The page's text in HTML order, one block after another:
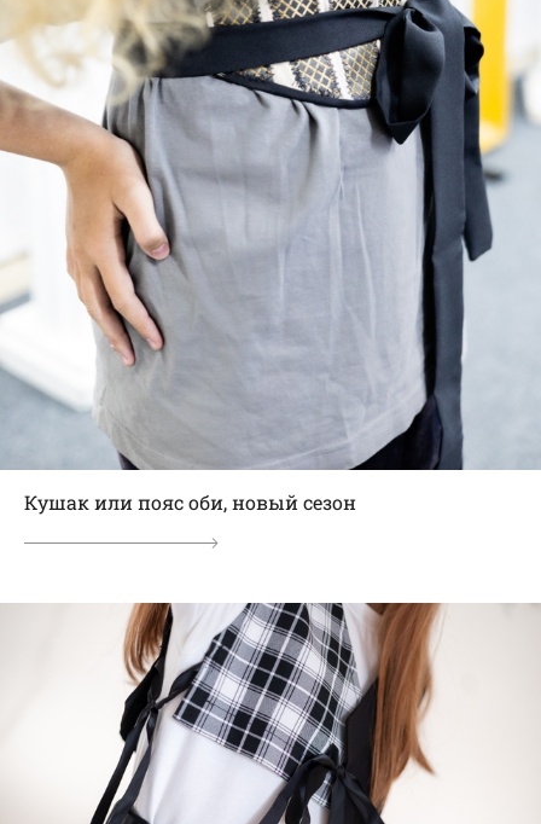
Кушак или пояс оби, новый сезон